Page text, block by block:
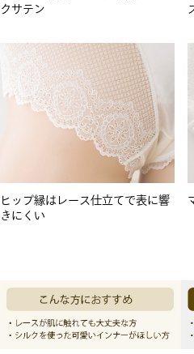
クサテン
ヒップ縁はレース仕立てで表に響
きにくい